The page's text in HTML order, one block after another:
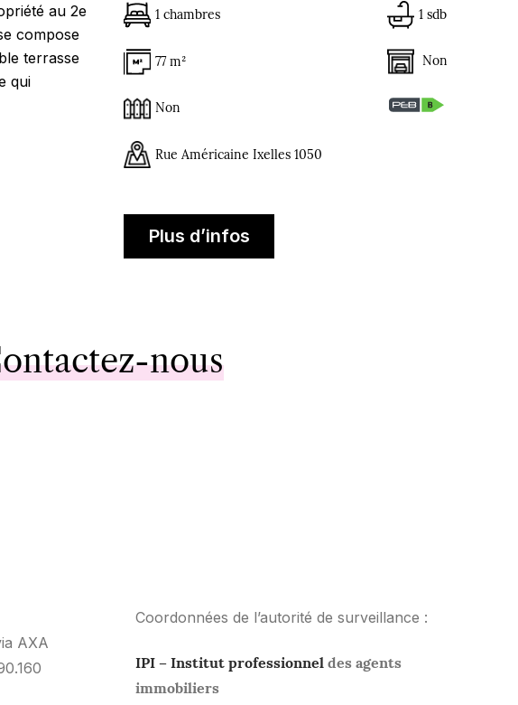
au 2e
compose
terrasse
qui
1 chambres 1 sdb
77 m² Non
Non
Rue Américaine Ixelles 1050
Plus d’infos
nous
AXA
Coordonnées de l’autorité de surveillance :
IPI – Institut professionnel des agents
immobiliers